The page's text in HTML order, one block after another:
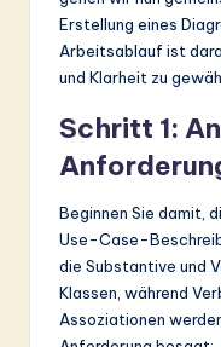
Erstellung eines
Arbeitsablauf ist
und Klarheit zu
Schritt 1:
Beginnen Sie damit,
Use-Case-
die Substantive und
Klassen, während
Assoziationen